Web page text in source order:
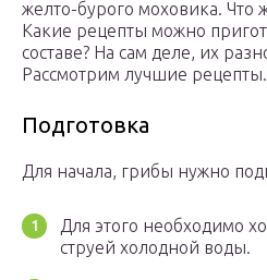
желто-бурого моховика. Что
Какие рецепты можно
составе? На сам деле, их
Рассмотрим лучшие рецепты.
Подготовка
Для начала, грибы нужно
Для этого необходимо
струей холодной воды.